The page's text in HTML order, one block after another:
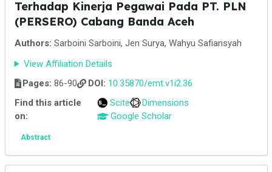
Terhadap Kinerja Pegawai Pada PT. PLN
(PERSERO) Cabang Banda Aceh
Authors: Sarboini Sarboini, Jen Surya, Wahyu Safiansyah
View Affiliation Details
Pages: 86-90 DOI: 10.35870/emt.v1i2.36
Find this article
on:
Scite
Dimensions
Google Scholar
Abstract